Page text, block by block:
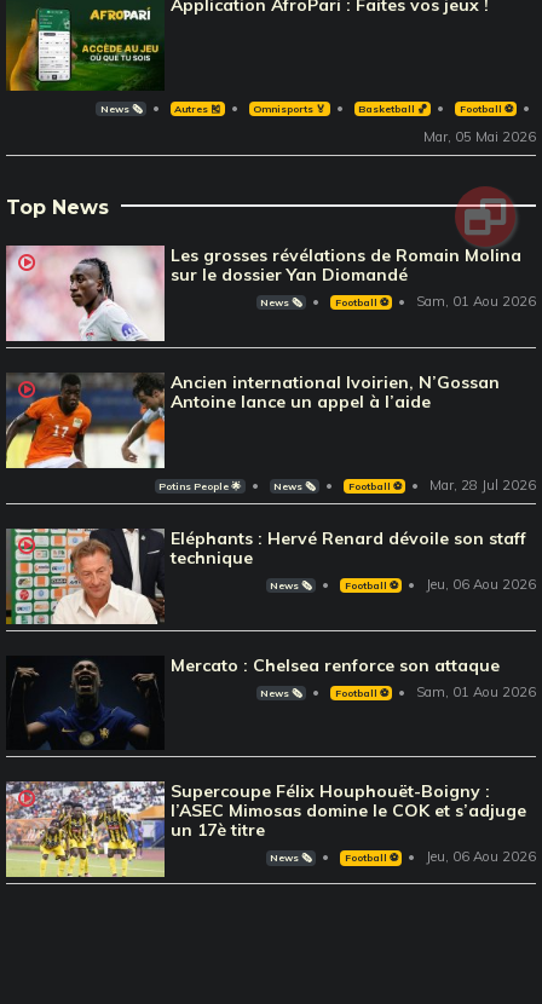
Application AfroPari : Faites vos jeux !
News 🗞️ Autres 🎽 Omnisports 🏅 Basketball 🏀 Football ⚽️
Mar, 05 Mai 2026
Top News
Les grosses révélations de Romain Molina
sur le dossier Yan Diomandé
News 🗞️ Football ⚽️ Sam, 01 Aou 2026
Ancien international Ivoirien, N’Gossan
Antoine lance un appel à l’aide
Potins People 🌟 News 🗞️ Football ⚽️ Mar, 28 Jul 2026
Eléphants : Hervé Renard dévoile son staff
technique
News 🗞️ Football ⚽️ Jeu, 06 Aou 2026
Mercato : Chelsea renforce son attaque
News 🗞️ Football ⚽️ Sam, 01 Aou 2026
Supercoupe Félix Houphouët-Boigny :
l’ASEC Mimosas domine le COK et s’adjuge
un 17è titre
News 🗞️ Football ⚽️ Jeu, 06 Aou 2026